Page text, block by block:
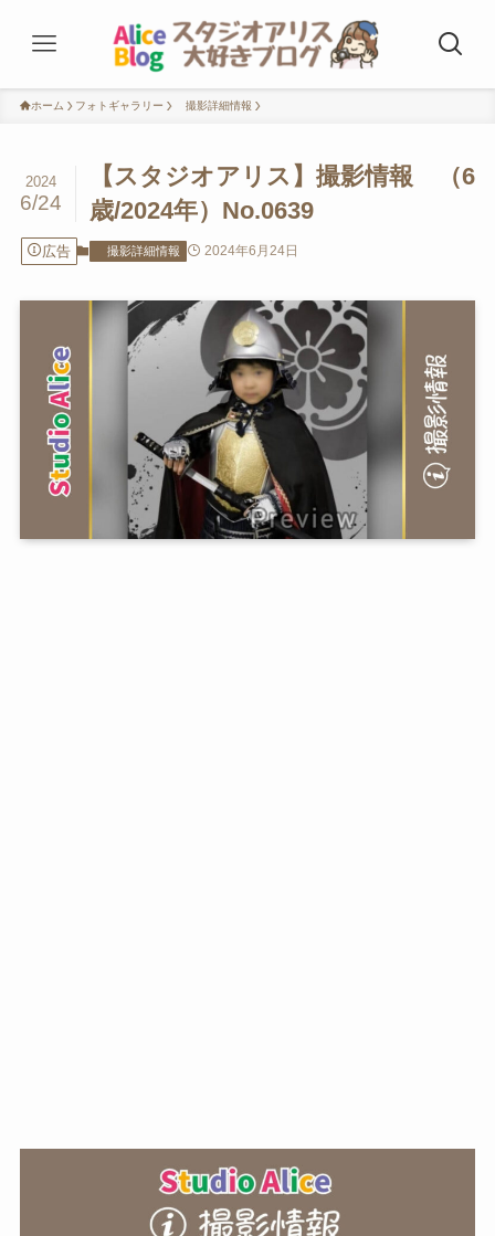
ホーム フォトギャラリー 撮影詳細情報
【スタジオアリス】撮影情報 （6
歳/2024年）No.0639
2024
6/24
広告 撮影詳細情報 2024年6月24日